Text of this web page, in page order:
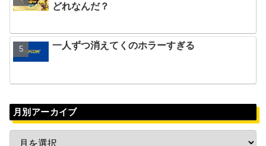
どれなんだ？
一人ずつ消えてくのホラーすぎる
月別アーカイブ